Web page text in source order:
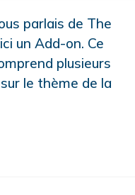
parlais de The
un Add-on. Ce
plusieurs
le thème de la